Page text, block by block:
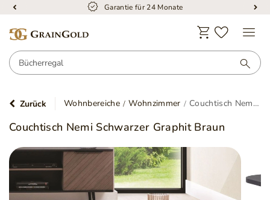
Garantie für 24 Monate
Zurück Wohnbereiche Wohnzimmer Couchtisch Nemi Schwarzer Graphit Braun
Couchtisch Nemi Schwarzer Graphit Braun